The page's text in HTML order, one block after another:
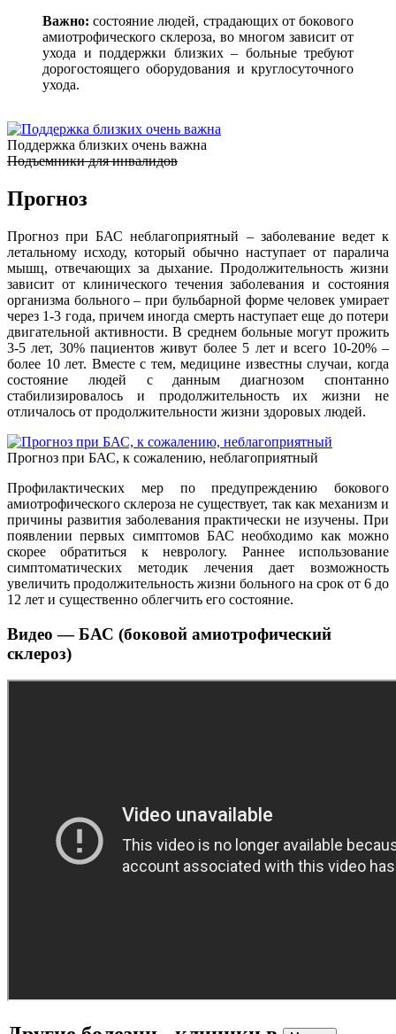
Важно: состояние людей, страдающих от бокового
амиотрофического склероза, во многом зависит от
ухода и поддержки близких – больные требуют
дорогостоящего оборудования и круглосуточного
ухода.
Поддержка близких очень важна
Подъемники для инвалидов
Прогноз
Прогноз при БАС неблагоприятный – заболевание ведет к
летальному исходу, который обычно наступает от паралича
мышц, отвечающих за дыхание. Продолжительность жизни
зависит от клинического течения заболевания и состояния
организма больного – при бульбарной форме человек умирает
через 1-3 года, причем иногда смерть наступает еще до потери
двигательной активности. В среднем больные могут прожить
3-5 лет, 30% пациентов живут более 5 лет и всего 10-20% –
более 10 лет. Вместе с тем, медицине известны случаи, когда
состояние людей с данным диагнозом спонтанно
стабилизировалось и продолжительность их жизни не
отличалось от продолжительности жизни здоровых людей.
Прогноз при БАС, к сожалению, неблагоприятный
Профилактических мер по предупреждению бокового
амиотрофического склероза не существует, так как механизм и
причины развития заболевания практически не изучены. При
появлении первых симптомов БАС необходимо как можно
скорее обратиться к неврологу. Раннее использование
симптоматических методик лечения дает возможность
увеличить продолжительность жизни больного на срок от 6 до
12 лет и существенно облегчить его состояние.
Видео — БАС (боковой амиотрофический
склероз)